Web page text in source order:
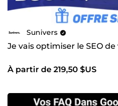
Sunivers
Je vais optimiser le SEO
À partir de 219,50 $US